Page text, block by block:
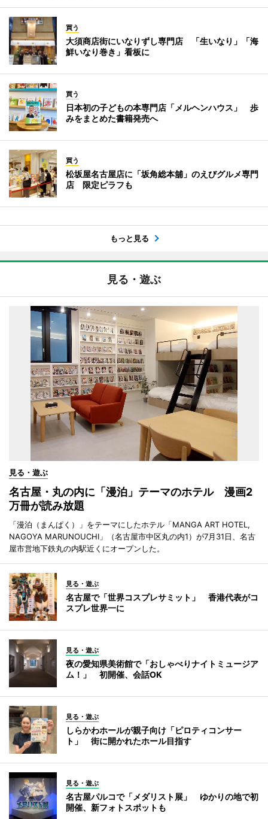
買う
大須商店街にいなりずし専門店 「生いなり」「海
鮮いなり巻き」看板に
買う
日本初の子どもの本専門店「メルヘンハウス」 歩
みをまとめた書籍発売へ
買う
松坂屋名古屋店に「坂角総本舖」のえびグルメ専門
店 限定ピラフも
もっと見る
見る・遊ぶ
見る・遊ぶ
名古屋・丸の内に「漫泊」テーマのホテル 漫画2
万冊が読み放題
「漫泊（まんぱく）」をテーマにしたホテル「MANGA ART HOTEL,
NAGOYA MARUNOUCHI」（名古屋市中区丸の内1）が7月31日、名古
屋市営地下鉄丸の内駅近くにオープンした。
見る・遊ぶ
名古屋で「世界コスプレサミット」 香港代表がコ
スプレ世界一に
見る・遊ぶ
夜の愛知県美術館で「おしゃべりナイトミュージア
ム！」 初開催、会話OK
見る・遊ぶ
しらかわホールが親子向け「ピロティコンサー
ト」 街に開かれたホール目指す
見る・遊ぶ
名古屋パルコで「メダリスト展」 ゆかりの地で初
開催、新フォトスポットも